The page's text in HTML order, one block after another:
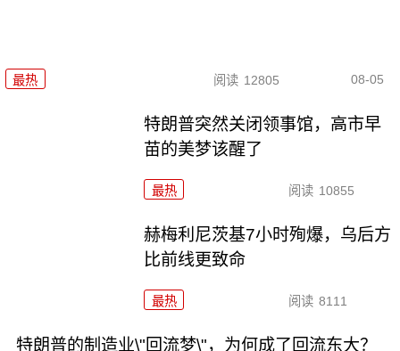
最热 阅读 12805 08-05
特朗普突然关闭领事馆，高市早
苗的美梦该醒了
最热 阅读 10855
赫梅利尼茨基7小时殉爆，乌后方
比前线更致命
最热 阅读 8111
特朗普的制造业\"回流梦\"，为何成了回流东大？